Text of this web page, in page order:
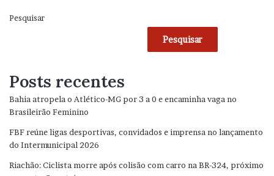
Pesquisar
Pesquisar
Posts recentes
Bahia atropela o Atlético-MG por 3 a 0 e encaminha vaga no
Brasileirão Feminino
FBF reúne ligas desportivas, convidados e imprensa no lançamento
do Intermunicipal 2026
Riachão: Ciclista morre após colisão com carro na BR-324, próximo